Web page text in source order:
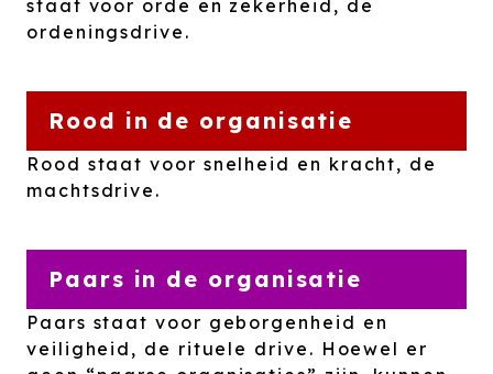
staat voor orde en zekerheid, de
ordeningsdrive.
Rood in de organisatie
Rood staat voor snelheid en kracht, de
machtsdrive.
Paars in de organisatie
Paars staat voor geborgenheid en
veiligheid, de rituele drive. Hoewel er